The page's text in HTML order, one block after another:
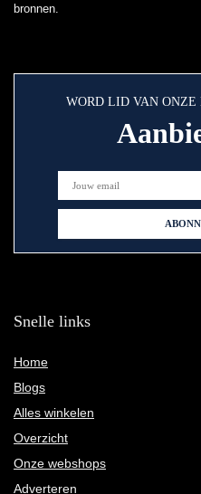
bronnen.
WORD LID VAN
Snelle links
Home
Blogs
Alles winkelen
Overzicht
Onze webshops
Adverteren